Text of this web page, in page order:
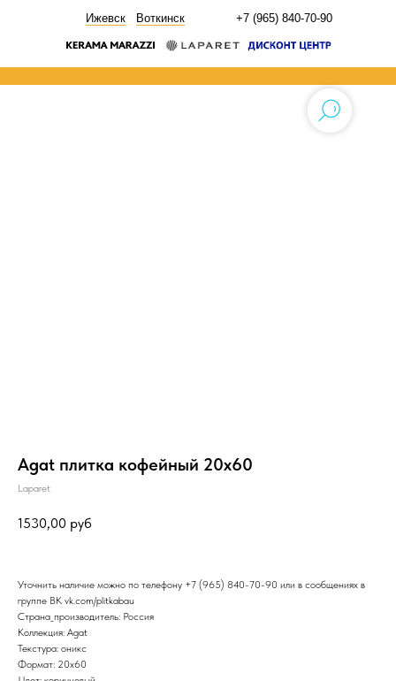
+7 (965) 840-70-90
Ижевск Воткинск
Agat плитка кофейный 20х60
Laparet
1530,00 руб
Уточнить наличие можно по телефону +7 (965) 840-70-90 или в сообщениях в
группе ВК vk.com/plitkabau
Страна_производитель: Россия
Коллекция: Agat
Текстура: оникс
Формат: 20x60